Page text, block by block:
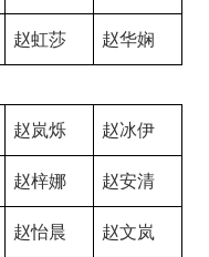
赵虹莎 赵华娴
赵岚烁 赵冰伊
赵梓娜 赵安清
赵怡晨 赵文岚